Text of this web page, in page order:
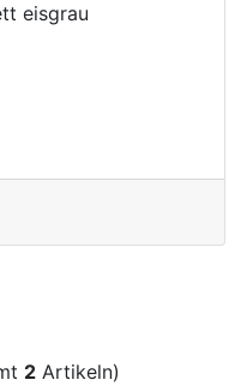
eisgrau
2 Artikeln)